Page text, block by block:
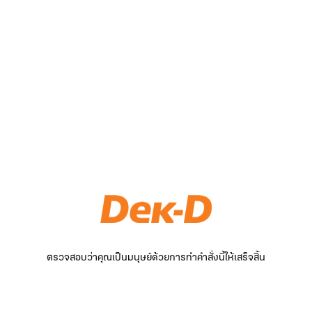
ตรวจสอบว่าคุณเป็นมนุษย์ด้วยการทำคำสั่งนี้ให้เสร็จสิ้น